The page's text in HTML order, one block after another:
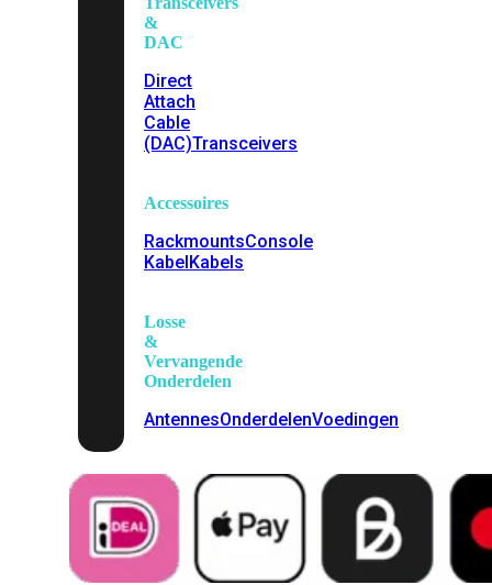
&
DAC
Direct
Attach
Cable
(DAC)Transceivers
Accessoires
RackmountsConsole
KabelKabels
Losse
&
Vervangende
Onderdelen
AntennesOnderdelenVoedingen